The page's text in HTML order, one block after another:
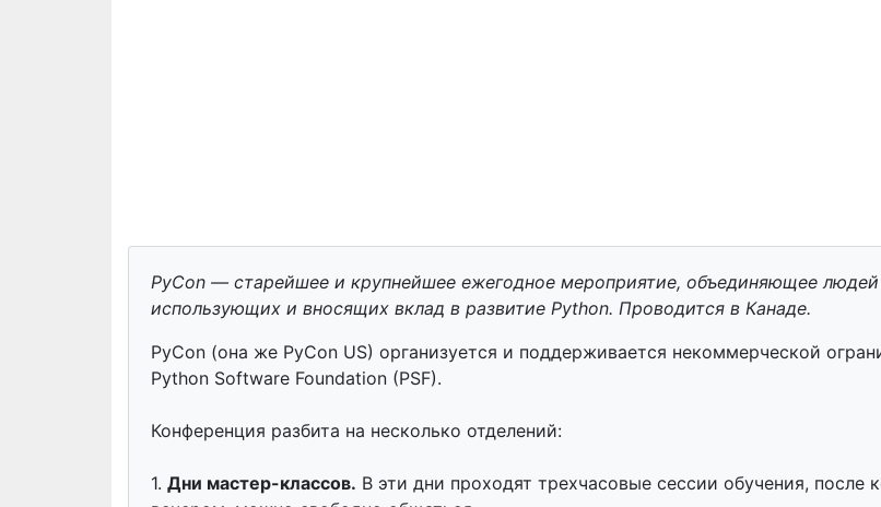
PyCon — старейшее и крупнейшее ежегодное мероприятие, объединяющее людей
использующих и вносящих вклад в развитие Python. Проводится в Канаде.
PyCon (она же PyCon US) организуется и поддерживается некоммерческой
Python Software Foundation (PSF).
Конференция разбита на несколько отделений:
1. Дни мастер-классов. В эти дни проходят трехчасовые сессии обучения, после